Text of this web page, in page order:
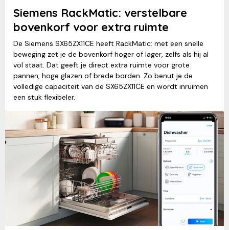
Siemens RackMatic: verstelbare
bovenkorf voor extra ruimte
De Siemens SX65ZX11CE heeft RackMatic: met een snelle
beweging zet je de bovenkorf hoger of lager, zelfs als hij al
vol staat. Dat geeft je direct extra ruimte voor grote
pannen, hoge glazen of brede borden. Zo benut je de
volledige capaciteit van de SX65ZX11CE en wordt inruimen
een stuk flexibeler.